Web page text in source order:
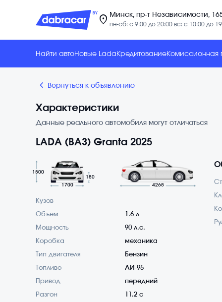
location_on Минск, пр-т Независимости,
пн-сб: с 9:00 до 20:00 вс: с 10:00 до
Найти автоНовые Lada КредитованиеКомиссионная
chevron_backward Вернуться к объявлению
Характеристики
Данные реального автомобиля могут отличаться
LADA (ВАЗ) Granta 2025
1700
1500
180
4268
Кузов
Объем 1.6 л
Мощность 90 л.с.
Коробка механика
Тип двигателя Бензин
Топливо АИ-95
Привод передний
Разгон 11.2 с